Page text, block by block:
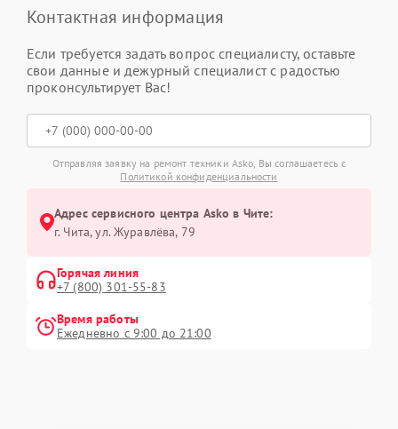
Контактная информация
Если требуется задать вопрос специалисту, оставьте
свои данные и дежурный специалист с радостью
проконсультирует Вас!
Отправляя заявку на ремонт техники Asko, Вы соглашаетесь с
Политикой конфиденциальности
Адрес сервисного центра Asko в Чите:
г. Чита, ул. Журавлёва, 79
Горячая линия
+7 (800) 301-55-83
Время работы
Ежедневно с 9:00 до 21:00